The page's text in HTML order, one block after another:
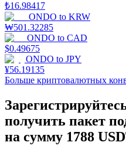
Launchpool
Гибкая ставка для
₺16.98417
ONDO to KRW
₩501.32285
ONDO to CAD
$0.49675
ONDO to JPY
¥56.19135
Больше криптовалютных
получить пакет
на сумму 1788